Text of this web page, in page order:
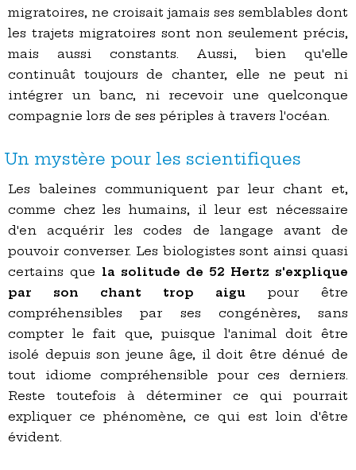
migratoires, ne croisait jamais ses semblables dont
les trajets migratoires sont non seulement précis,
mais aussi constants. Aussi, bien qu'elle
continuât toujours de chanter, elle ne peut ni
intégrer un banc, ni recevoir une quelconque
compagnie lors de ses périples à travers l'océan.
Un mystère pour les scientifiques
Les baleines communiquent par leur chant et,
comme chez les humains, il leur est nécessaire
d'en acquérir les codes de langage avant de
pouvoir converser. Les biologistes sont ainsi quasi
certains que la solitude de 52 Hertz s'explique
par son chant trop aigu pour être
compréhensibles par ses congénères, sans
compter le fait que, puisque l'animal doit être
isolé depuis son jeune âge, il doit être dénué de
tout idiome compréhensible pour ces derniers.
Reste toutefois à déterminer ce qui pourrait
expliquer ce phénomène, ce qui est loin d'être
évident.